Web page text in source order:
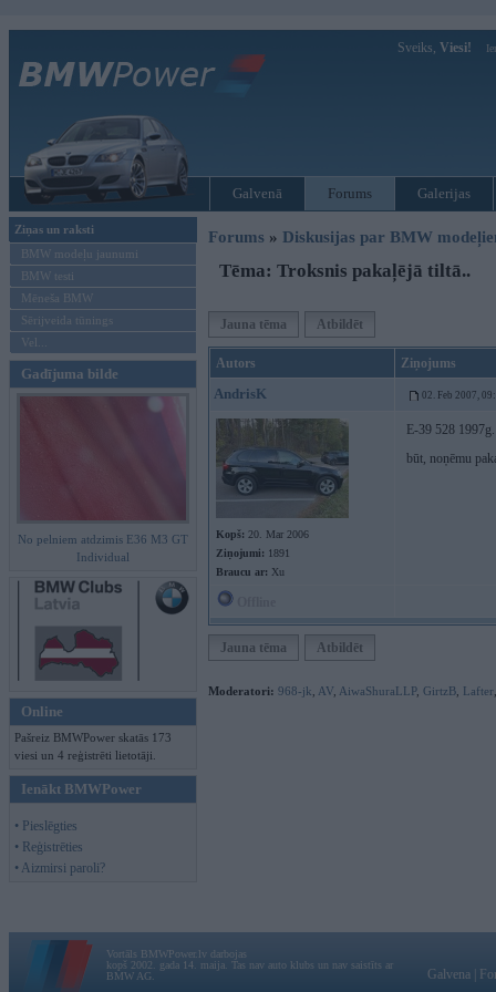
Sveiks, Viesi!
Galvenā Forums Galerijas
Ziņas un raksti
BMW modeļu jaunumi
BMW testi
Mēneša BMW
Sērijveida tūnings
Vel...
Gadījuma bilde
No pelniem atdzimis E36 M3 GT
Individual
Online
Pašreiz BMWPower skatās 173
viesi un 4 reģistrēti lietotāji.
Ienākt BMWPower
• Pieslēgties
• Reģistrēties
• Aizmirsi paroli?
Forums » Diskusijas par BMW
Tēma: Troksnis pakaļējā tiltā..
Jauna tēma Atbildēt
Autors Ziņojums
AndrisK 02. Feb 2007,
Kopš: 20. Mar 2006
Ziņojumi: 1891
Braucu ar: Xu
E-39 528
būt, noņēmu
Jauna tēma Atbildēt
Moderatori: 968-jk AV AiwaShuraLLP, GirtzB Lafter
Vortāls BMWPower.lv darbojas
kopš 2002. gada 14. maija. Tas nav auto klubs un nav saistīts ar
BMW AG.
Galvena